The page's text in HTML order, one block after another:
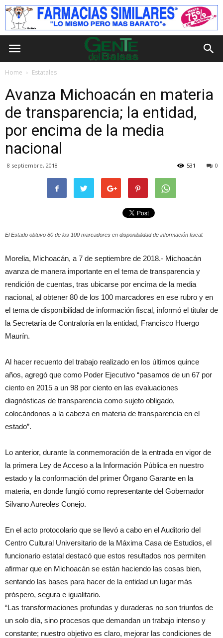
Home Estatales
Avanza Michoacán en materia
de transparencia; la entidad,
por encima de la media
nacional
8 septiembre, 2018 0
531
El Estado obtuvo 80 de los 100 marcadores en disponibilidad de información fiscal.
Morelia, Michoacán, a 7 de septiembre de 2018.- Michoacán
avanza de manera importante en el tema de transparencia y
rendición de cuentas, tras ubicarse por encima de la media
nacional, al obtener 80 de los 100 marcadores en ese rubro y en
el tema de disponibilidad de información fiscal, informó el titular de
la Secretaría de Contraloría en la entidad, Francisco Huergo
Maurín.
Al hacer recuento del trabajo realizado en los últimos quince
años, agregó que como Poder Ejecutivo “pasamos de un 67 por
ciento en 2015 a un 98 por ciento en las evaluaciones
diagnósticas de transparencia como sujeto obligado,
colocándonos a la cabeza en materia de transparencia en el
estado”.
Lo anterior, durante la conmemoración de la entrada en vigor de
la primera Ley de Acceso a la Información Pública en nuestro
estado y la conformación del primer Órgano Garante en la
materia, en donde fungió como representante del Gobernador
Silvano Aureoles Conejo.
En el acto protocolario que se llevó a cabo en el Auditorio del
Centro Cultural Universitario de la Máxima Casa de Estudios, el
funcionario estatal destacó que estos resultados nos permiten
afirmar que en Michoacán se están haciendo las cosas bien,
sentando las bases para hacer de la entidad un lugar más
próspero, segura e igualitario.
“Las transformaciones profundas y duraderas no son triunfos de
un solo día, sino procesos que demandan un trabajo intenso y
constante; nuestro objetivo es claro, mejorar las condiciones de